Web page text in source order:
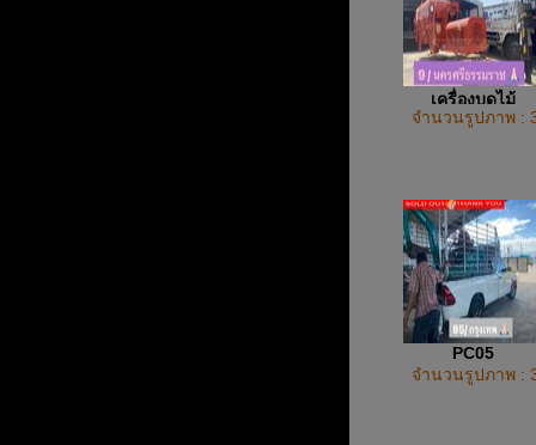
เครื่องบดไม้
จำนวนรูปภาพ :
PC05
จำนวนรูปภาพ :